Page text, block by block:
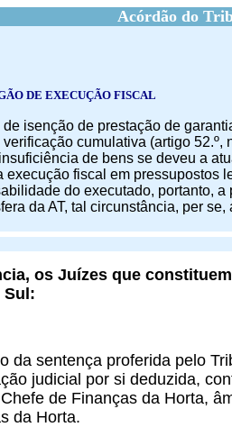
Acórdão do
DE EXECUÇÃO FISCAL
de isenção de prestação de
cumulativa (artigo 52.º,
de bens se deveu a
execução fiscal em
do executado, portanto,
da AT, tal circunstância, per
os Juízes que
Sul:
da sentença proferida pelo
judicial por si deduzida,
de Finanças da Horta,
da Horta.